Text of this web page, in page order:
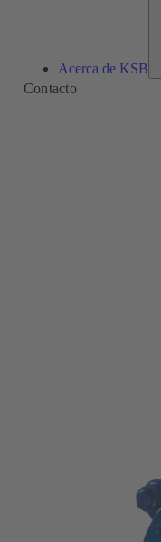
Acerca de KSB
Contacto